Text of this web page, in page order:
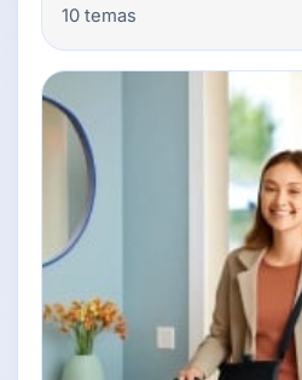
10 temas